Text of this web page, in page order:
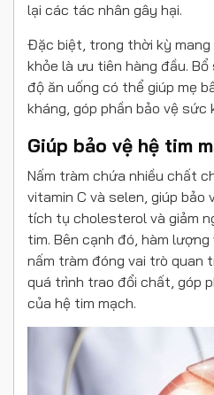
lại các tác nhân gây hại.
Đặc biệt, trong thời kỳ
khỏe là ưu tiên hàng đầu.
độ ăn uống có thể giúp mẹ
kháng, góp phần bảo vệ sức
Giúp bảo vệ hệ tim
Nấm tràm chứa nhiều chất
vitamin C và selen, giúp bảo
tích tụ cholesterol và giảm
tim. Bên cạnh đó, hàm lượng
nấm tràm đóng vai trò quan
quá trình trao đổi chất, góp
của hệ tim mạch.